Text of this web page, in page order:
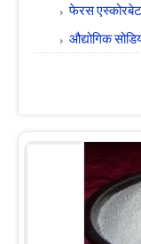
फेरस एस्कोरबेट
औद्योगिक